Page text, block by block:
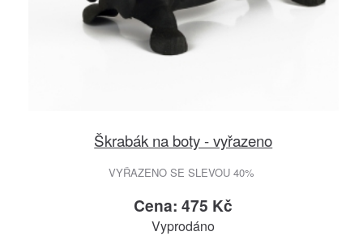
Škrabák na boty - vyřazeno
VYŘAZENO SE SLEVOU 40%
Cena: 475 Kč
Vyprodáno